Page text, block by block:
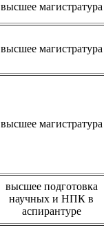
высшее магистратура
высшее магистратура
высшее магистратура
высшее подготовка
научных и НПК в
аспирантуре